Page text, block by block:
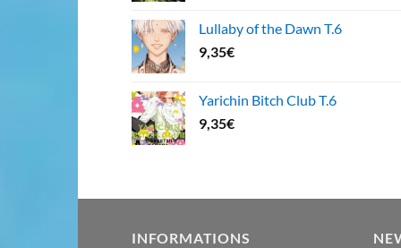
Lullaby of the Dawn T.6
9,35€
Yarichin Bitch Club T.6
9,35€
INFORMATIONS